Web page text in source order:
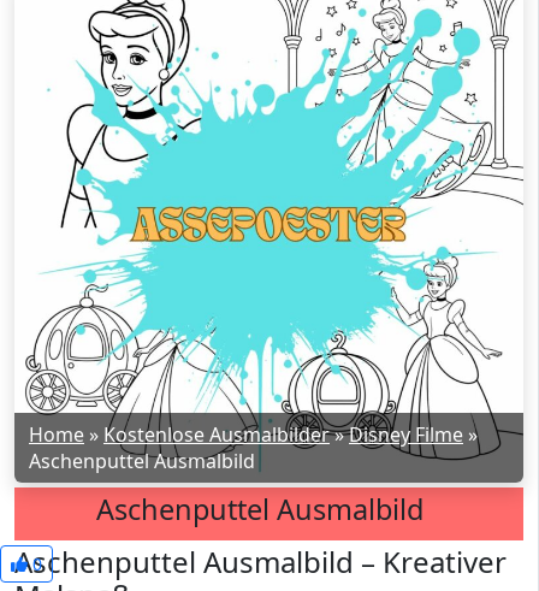
Home » Kostenlose Ausmalbilder»Disney Filme »
Aschenputtel Ausmalbild
Aschenputtel Ausmalbild
0
Aschenputtel Ausmalbild – Kreativer